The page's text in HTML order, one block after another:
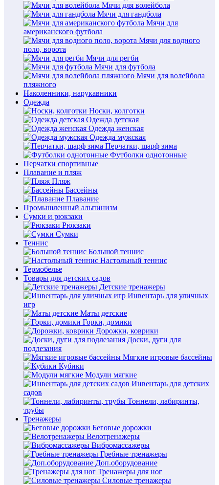
Мячи для волейбола
Мячи для гандбола
Мячи для
американского футбола
Мячи для водного
поло, ворота
Мячи для регби
Мячи для футбола
Мячи для волейбола
пляжного
Наколенники, нарукавники
Одежда
Носки, колготки
Одежда детская
Одежда женская
Одежда мужская
Перчатки, шарф зима
Футболки однотонные
Перчатки спортивные
Плавание и пляж
Пляж
Бассейны
Плавание
Промышленный альпинизм
Сумки и рюкзаки
Рюкзаки
Сумки
Теннис
Большой теннис
Настольный теннис
Термобелье
Товары для детских садов
Детские тренажеры
Инвентарь для уличных
игр
Маты детские
Горки, домики
Дорожки, коврики
Доски, дуги для
подлезания
Мягкие игровые бассейны
Кубики
Модули мягкие
Инвентарь для детских
садов
Тоннели, лабиринты,
трубы
Тренажеры
Беговые дорожки
Велотренажеры
Вибромассажеры
Гребные тренажеры
Доп.оборудование
Тренажеры для ног
Силовые тренажеры